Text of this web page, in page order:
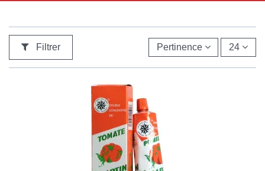
Filtrer Pertinence 24